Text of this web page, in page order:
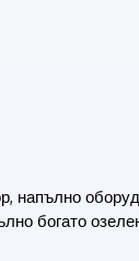
напълно
богато